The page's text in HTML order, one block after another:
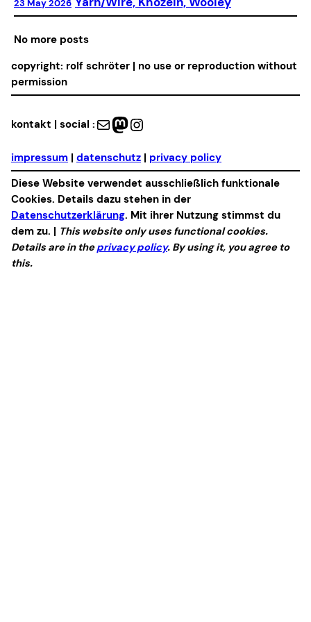
23 May 2026
No more posts
copyright: rolf schröter | no use or reproduction without
permission
kontakt | social : Mail Mastodon Instagram
impressum | datenschutz | privacy policy
Diese Website verwendet ausschließlich funktionale
Cookies. Details dazu stehen in der
Datenschutzerklärung. Mit ihrer Nutzung stimmst du
dem zu. | This website only uses functional cookies.
Details are in theprivacy policy. By using it, you agree to
this.